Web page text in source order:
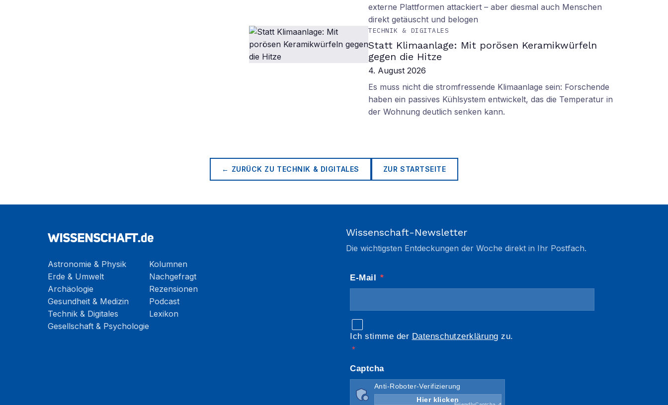
externe Plattformen attackiert – aber diesmal auch Menschen
direkt getäuscht und belogen
TECHNIK & DIGITALES
Statt Klimaanlage: Mit porösen Keramikwürfeln
gegen die Hitze
4. August 2026
Es muss nicht die stromfressende Klimaanlage sein: Forschende
haben ein passives Kühlsystem entwickelt, das die Temperatur in
der Wohnung deutlich senken kann.
← ZURÜCK ZU TECHNIK & DIGITALES ZUR STARTSEITE
Astronomie & Physik
Erde & Umwelt
Archäologie
Gesundheit & Medizin
Technik & Digitales
Gesellschaft & Psychologie
Kolumnen
Nachgefragt
Rezensionen
Podcast
Lexikon
Wissenschaft-Newsletter
Die wichtigsten Entdeckungen der Woche direkt in Ihr Postfach.